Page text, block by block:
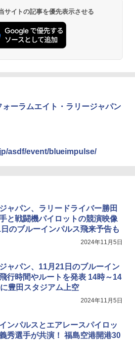
サイトの記事を優先表示させる
ーラムエイト・ラリージャパン
asdf/event/blueimpulse/
ャパン、ラリードライバー勝田
と戦闘機パイロットの競演映像
のブルーインパルス飛来予告も
2024年11月5日
ャパン、11月21日のブルーイン
行時間やルートを発表 14時～14
豊田スタジアム上空
2024年11月5日
ンパルスとエアレースパイロッ
義秀選手が共演！ 福島空港開港30